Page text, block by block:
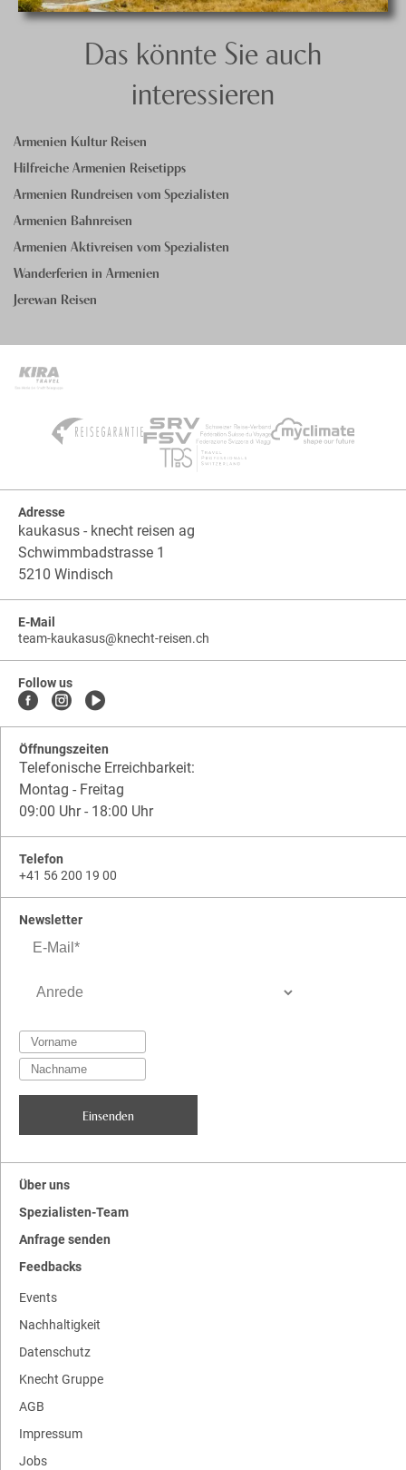
Das könnte Sie auch
interessieren
Armenien Kultur Reisen
Hilfreiche Armenien Reisetipps
Armenien Rundreisen vom Spezialisten
Armenien Bahnreisen
Armenien Aktivreisen vom Spezialisten
Wanderferien in Armenien
Jerewan Reisen
Adresse
kaukasus - knecht reisen ag
Schwimmbadstrasse 1
5210 Windisch
E-Mail
team-kaukasus@knecht-reisen.ch
Follow us
Öffnungszeiten
Telefonische Erreichbarkeit:
Montag - Freitag
09:00 Uhr - 18:00 Uhr
Telefon
+41 56 200 19 00
Newsletter
Über uns
Spezialisten-Team
Anfrage senden
Feedbacks
Events
Nachhaltigkeit
Datenschutz
Knecht Gruppe
AGB
Impressum
Jobs